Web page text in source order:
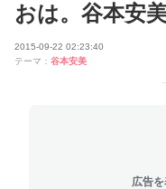
おは。谷本安
2015-09-22 02:23:40
テーマ： 谷本安美
広告